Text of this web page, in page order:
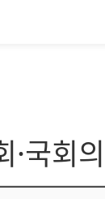
·국회